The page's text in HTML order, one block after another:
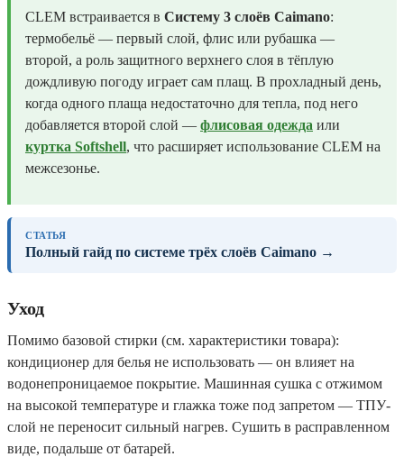
CLEM встраивается в Систему 3 слоёв Caimano:
термобельё — первый слой, флис или рубашка —
второй, а роль защитного верхнего слоя в тёплую
дождливую погоду играет сам плащ. В прохладный день,
когда одного плаща недостаточно для тепла, под него
добавляется второй слой — флисовая одежда или
куртка Softshell, что расширяет использование CLEM на
межсезонье.
СТАТЬЯ
Полный гайд по системе трёх слоёв Caimano →
Уход
Помимо базовой стирки (см. характеристики товара):
кондиционер для белья не использовать — он влияет на
водонепроницаемое покрытие. Машинная сушка с отжимом
на высокой температуре и глажка тоже под запретом — ТПУ-
слой не переносит сильный нагрев. Сушить в расправленном
виде, подальше от батарей.